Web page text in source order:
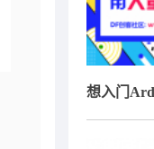
想入门